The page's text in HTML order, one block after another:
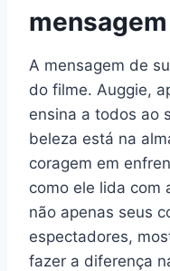
A mensagem de
do filme. Auggie,
ensina a todos ao
beleza está na
coragem em
como ele lida com
não apenas seus
espectadores,
fazer a diferença